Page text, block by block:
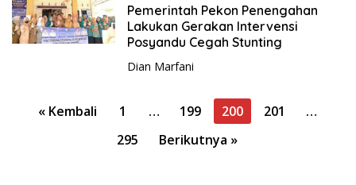
10 Juni 2024
Pemerintah Pekon Penengahan
Lakukan Gerakan Intervensi
Posyandu Cegah Stunting
Dian Marfani
« Kembali 1 … 199 200 201
…
295
Berikutnya »